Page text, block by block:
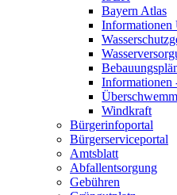
Bayern Atlas
Informationen
Informationen
Windkraft
Bürgerinfoportal
Bürgerserviceportal
Amtsblatt
Abfallentsorgung
Gebühren